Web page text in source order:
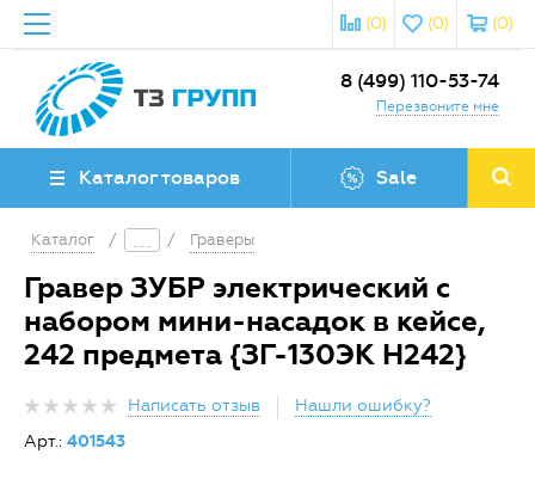
(0)
(0)
(0)
8 (499) 110-53-74
Перезвоните мне
Каталог товаров Sale
Каталог / / Граверы
Гравер ЗУБР электрический с
набором мини-насадок в кейсе,
242 предмета {ЗГ-130ЭК H242}
Написать отзыв
Нашли ошибку?
Арт.: 401543